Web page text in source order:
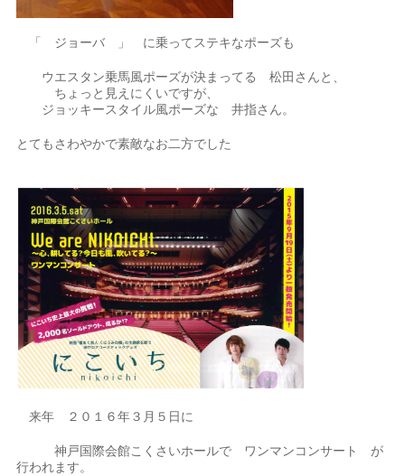
「 ジョーバ 」 に乗ってステキなポーズも
ウエスタン乗馬風ポーズが決まってる 松田さんと、
ちょっと見えにくいですが、
ジョッキースタイル風ポーズな 井指さん。
とてもさわやかで素敵なお二方でした
来年 ２０１６年３月５日に
神戸国際会館こくさいホールで ワンマンコンサート が
行われます。